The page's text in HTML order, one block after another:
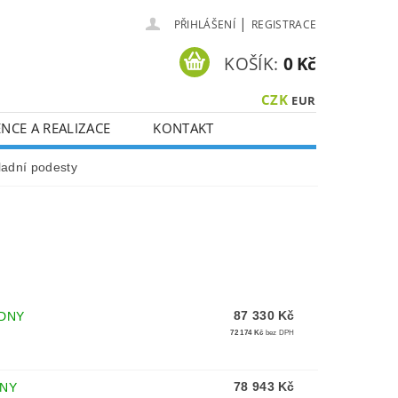
PŘIHLÁŠENÍ | REGISTRACE
CZK EUR
KOŠÍK: 0 Kč
A REALIZACE KONTAKT
podesty
87 330 Kč
72 174 Kč bez DPH
78 943 Kč